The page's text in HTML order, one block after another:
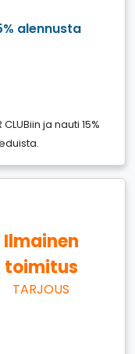
alennusta
ja nauti 15%
Ilmainen
toimitus
TARJOUS